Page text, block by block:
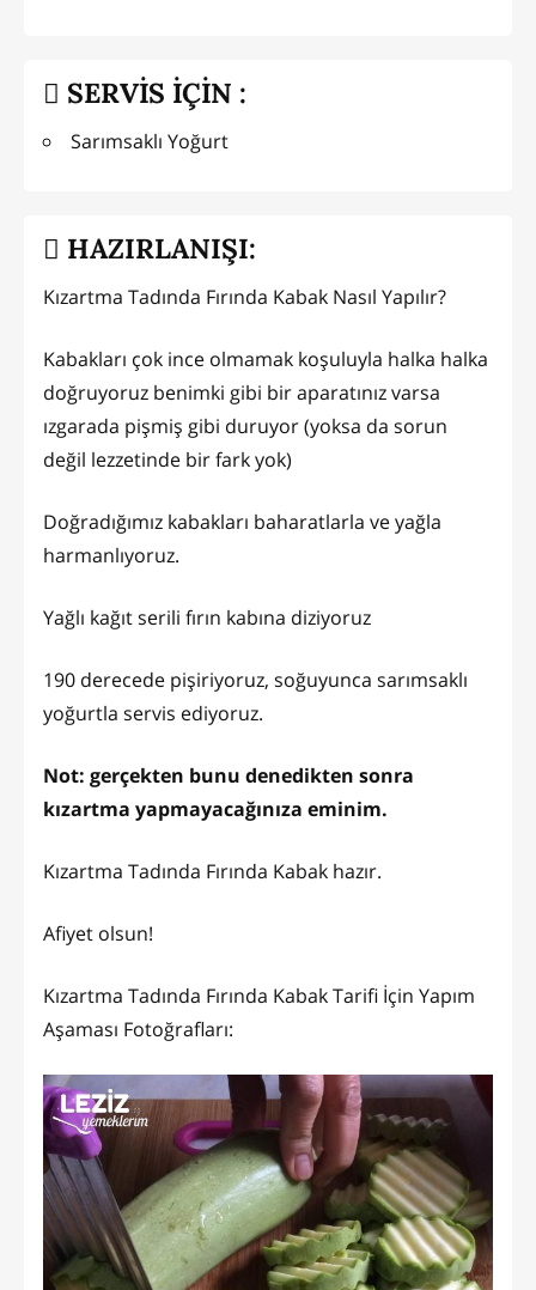
SERVİS İÇİN :
Sarımsaklı Yoğurt
HAZIRLANIŞI:
Kızartma Tadında Fırında Kabak Nasıl Yapılır?
Kabakları çok ince olmamak koşuluyla halka halka
doğruyoruz benimki gibi bir aparatınız varsa
ızgarada pişmiş gibi duruyor (yoksa da sorun
değil lezzetinde bir fark yok)
Doğradığımız kabakları baharatlarla ve yağla
harmanlıyoruz.
Yağlı kağıt serili fırın kabına diziyoruz
190 derecede pişiriyoruz, soğuyunca sarımsaklı
yoğurtla servis ediyoruz.
Not: gerçekten bunu denedikten sonra
kızartma yapmayacağınıza eminim.
Kızartma Tadında Fırında Kabak hazır.
Afiyet olsun!
Kızartma Tadında Fırında Kabak Tarifi İçin Yapım
Aşaması Fotoğrafları: